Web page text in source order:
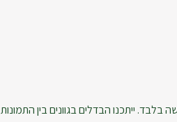
ייתכנו הבדלים בגוונים בין התמונות